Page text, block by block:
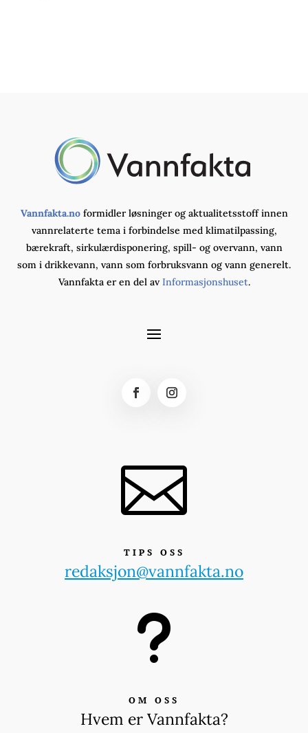
Vannfakta.noformidler løsninger og aktualitetsstoff innen
vannrelaterte tema i forbindelse med klimatilpassing,
bærekraft, sirkulærdisponering, spill- og overvann, vann
som i drikkevann, vann som forbruksvann og vann generelt.
Vannfakta er en del av Informasjonshuset.

TIPS OSS
redaksjon@vannfakta.no
u
OM OSS
Hvem er Vannfakta?